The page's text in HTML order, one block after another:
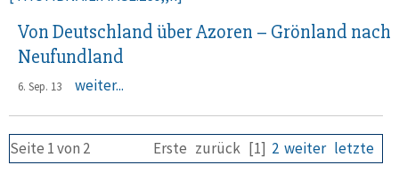
Von Deutschland über Azoren – Grönland nach
Neufundland
6. Sep. 13 weiter...
Seite 1 von 2 Erste zurück [1] 2 weiter letzte